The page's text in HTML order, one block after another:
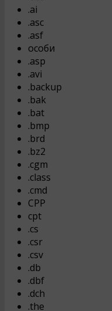
.ai
.asc
.asf
особи
.asp
.avi
.backup
.bak
.bat
.bmp
.brd
.bz2
.cgm
.class
.cmd
CPP
cpt
.cs
.csr
.csv
.db
.dbf
.dch
.the